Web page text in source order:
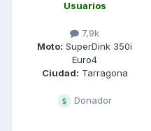
Usuarios
7,9k
Moto: SuperDink 350i
Euro4
Ciudad: Tarragona
Donador